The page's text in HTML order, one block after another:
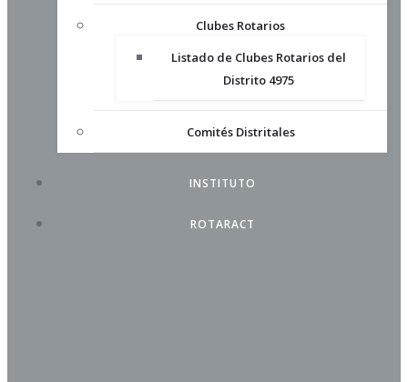
Clubes Rotarios
Listado de Clubes Rotarios del
Distrito 4975
Comités Distritales
INSTITUTO
ROTARACT